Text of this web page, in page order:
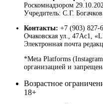
Роскомнадзором
Учредитель: С.Г.
Контакты: +7 (903) 827-
Очаковская ул., 47Ас1,
Электронная почта
*Meta Platforms
организацией и
Возрастное
18+